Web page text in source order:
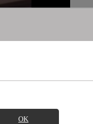
OK